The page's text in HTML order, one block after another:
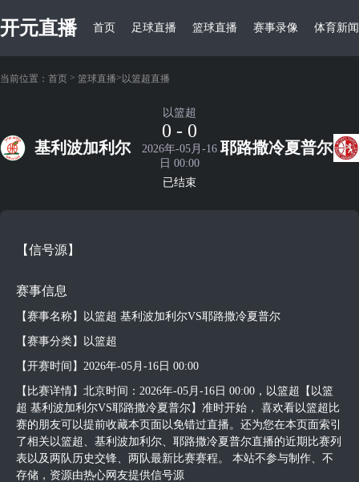
开元直播 首页 足球直播 篮球直播 赛事录像 体育新闻
当前位置： 首页 > 篮球直播> 以篮超直播
基利波加利尔
以篮超
0 - 0
2026年-05月-16
日 00:00
已结束
耶路撒冷夏普尔
【信号源】
赛事信息
【赛事名称】以篮超 基利波加利尔VS耶路撒冷夏普尔
【赛事分类】以篮超
【开赛时间】2026年-05月-16日 00:00
【比赛详情】北京时间：2026年-05月-16日 00:00，以篮超【以篮
超 基利波加利尔VS耶路撒冷夏普尔】准时开始， 喜欢看以篮超比
赛的朋友可以提前收藏本页面以免错过直播。还为您在本页面索引
了相关以篮超、基利波加利尔、耶路撒冷夏普尔直播的近期比赛列
表以及两队历史交锋、两队最新比赛赛程。 本站不参与制作、不
存储，资源由热心网友提供信号源